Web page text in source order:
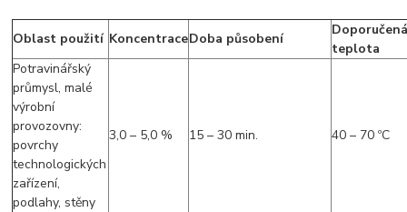
Oblast použití KoncentraceDoba působení
teplota
Potravinářský
průmysl, malé
výrobní
provozovny:
povrchy
technologických
zařízení,
podlahy, stěny
3,0 – 5,0 % 15 – 30 min. 40 – 70 ºC